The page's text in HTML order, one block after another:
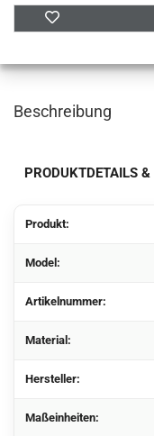
Beschreibung
PRODUKTDETAILS &
Produkt:
Model:
Artikelnummer:
Material:
Hersteller:
Maßeinheiten: